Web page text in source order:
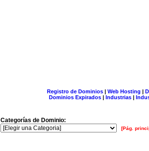
Registro de Dominios| Web Hosting |
Dominios Expirados | Industrias |
Categorías de Dominio:
[Pág.